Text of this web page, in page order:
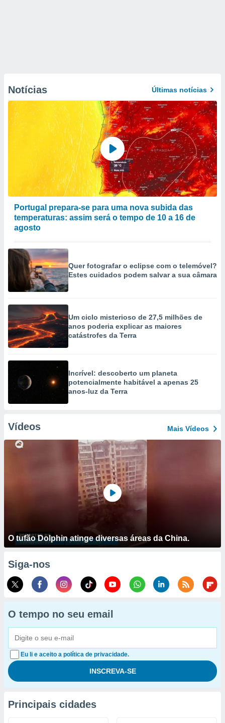
Notícias Últimas notícias
Portugal prepara-se para uma nova subida das
temperaturas: assim será o tempo de 10 a 16 de
agosto
Quer fotografar o eclipse com o telemóvel?
Estes cuidados podem salvar a sua câmara
Um ciclo misterioso de 27,5 milhões de
anos poderia explicar as maiores
catástrofes da Terra
Incrível: descoberto um planeta
potencialmente habitável a apenas 25
anos-luz da Terra
Vídeos Mais Vídeos
O tufão Dolphin atinge diversas áreas da China.
Siga-nos
O tempo no seu email
Eu li e aceito a política de privacidade.
Principais cidades